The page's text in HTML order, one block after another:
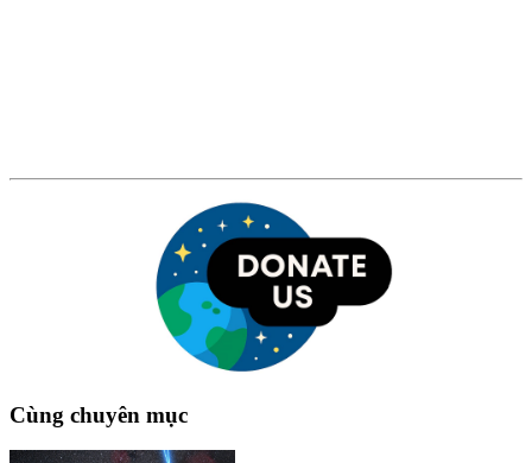
Cùng chuyên mục